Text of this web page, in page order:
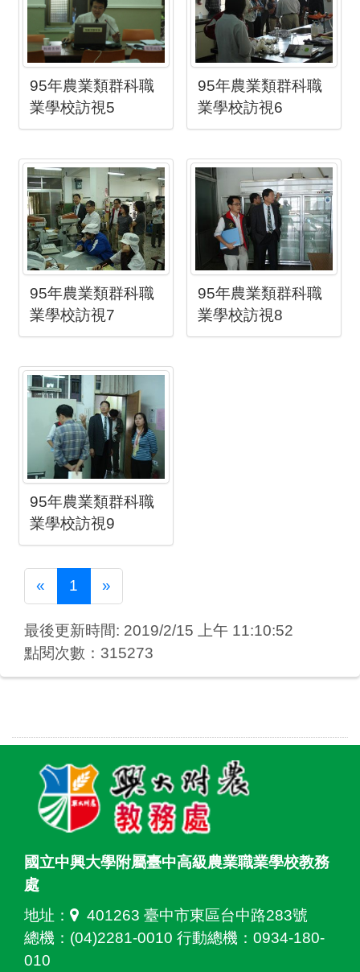
95年農業類群科職
業學校訪視5
95年農業類群科職
業學校訪視6
95年農業類群科職
業學校訪視7
95年農業類群科職
業學校訪視8
95年農業類群科職
業學校訪視9
« Previous
1 »Next
最後更新時間: 2019/2/15 上午 11:10:52
點閱次數：315273
國立中興大學附屬臺中高級農業職業學校教務
處
地址：
401263 臺中市東區台中路283號
總機：(04)2281-0010 行動總機：0934-180-
010